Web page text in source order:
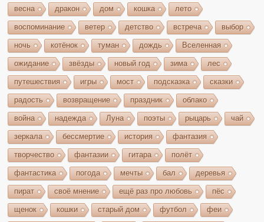
весна дракон дом кошка лето
воспоминание ветер детство встреча выбор
ночь котёнок туман дождь Вселенная
ожидание звёзды новый год зима лес
путешествия игры мост подсказка сказки
радость возвращение праздник облако
война надежда Луна поэты рыцарь чай
зеркала бессмертие история фантазия
творчество фантазии гитара полёт
фантастика погода мечты бал деревья
пират своё мнение ещё раз про любовь пёс
щенок кошки старый дом футбол феи